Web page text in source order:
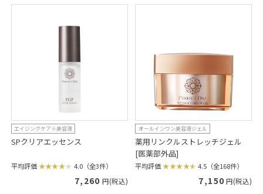
エイジングケア※美容液
SPクリアエッセンス
平均評価 4.0（全3件）
7,260 円(税込)
オールインワン美容液ジェル
薬用リンクルストレッチジェル
[医薬部外品]
平均評価 4.5（全168件）
7,150 円(税込)